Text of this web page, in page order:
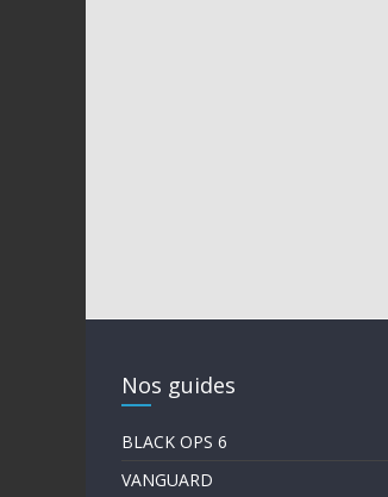
Nos guides
BLACK OPS 6
VANGUARD